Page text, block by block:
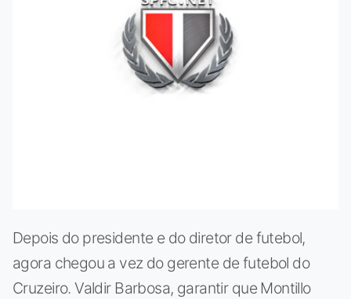
Depois do presidente e do diretor de futebol,
agora chegou a vez do gerente de futebol do
Cruzeiro. Valdir Barbosa, garantir que Montillo